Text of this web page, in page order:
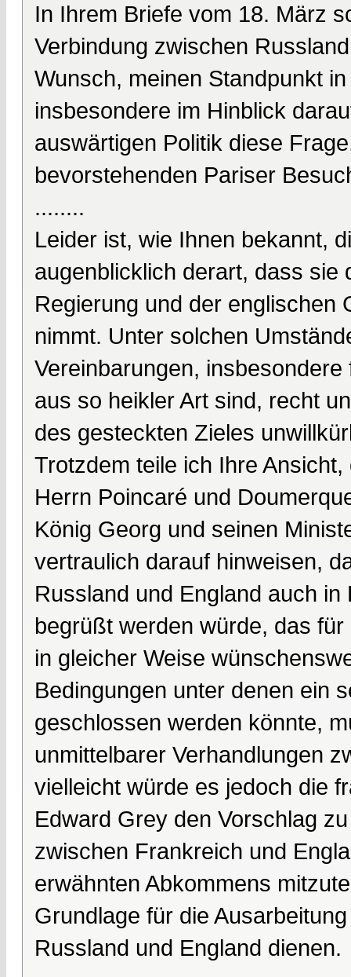
In Ihrem Briefe vom 18. März
Verbindung zwischen
Wunsch, meinen Standpunkt
insbesondere im Hinblick
auswärtigen Politik diese
bevorstehenden Pariser
........
Leider ist, wie Ihnen bekannt,
augenblicklich derart, dass sie
Regierung und der englischen
nimmt. Unter solchen
Vereinbarungen,
aus so heikler Art sind, recht
des gesteckten Zieles
Trotzdem teile ich Ihre
Herrn Poincaré und
König Georg und seinen
vertraulich darauf hinweisen,
Russland und England auch
begrüßt werden würde, das
in gleicher Weise
Bedingungen unter denen ein
geschlossen werden könnte,
unmittelbarer Verhandlungen
vielleicht würde es jedoch die
Edward Grey den Vorschlag
zwischen Frankreich und
erwähnten Abkommens
Grundlage für die
Russland und England dienen.